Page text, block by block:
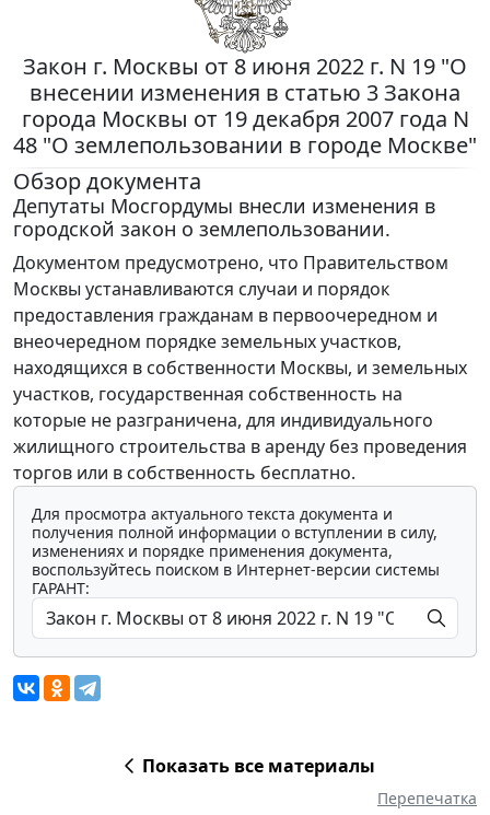
Закон г. Москвы от 8 июня 2022 г. N 19 "О
внесении изменения в статью 3 Закона
города Москвы от 19 декабря 2007 года N
48 "О землепользовании в городе Москве"
Обзор документа
Депутаты Мосгордумы внесли изменения в
городской закон о землепользовании.
Документом предусмотрено, что Правительством
Москвы устанавливаются случаи и порядок
предоставления гражданам в первоочередном и
внеочередном порядке земельных участков,
находящихся в собственности Москвы, и земельных
участков, государственная собственность на
которые не разграничена, для индивидуального
жилищного строительства в аренду без проведения
торгов или в собственность бесплатно.
Для просмотра актуального текста документа и
получения полной информации о вступлении в силу,
изменениях и порядке применения документа,
воспользуйтесь поиском в Интернет-версии системы
ГАРАНТ:
Показать все материалы
Перепечатка